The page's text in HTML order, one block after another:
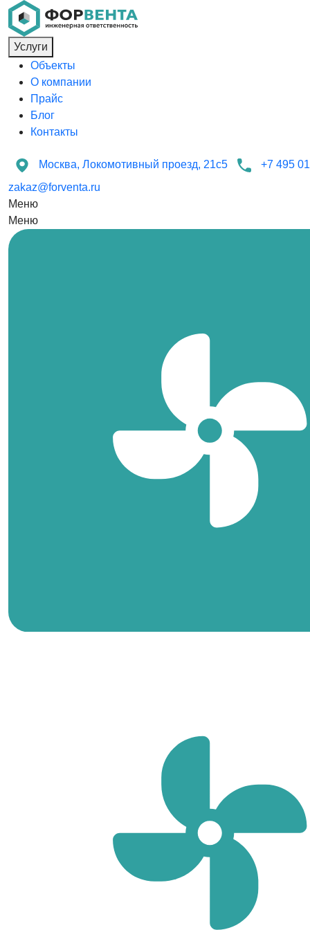
Услуги
Объекты
О компании
Прайс
Блог
Контакты
Москва, Локомотивный проезд, 21с5
+7 495
zakaz@forventa.ru
Меню
Меню